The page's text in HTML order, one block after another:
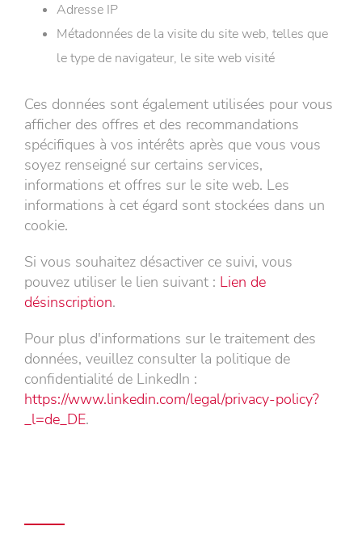
Adresse IP
Métadonnées de la visite du site web, telles que
le type de navigateur, le site web visité
Ces données sont également utilisées pour vous
afficher des offres et des recommandations
spécifiques à vos intérêts après que vous vous
soyez renseigné sur certains services,
informations et offres sur le site web. Les
informations à cet égard sont stockées dans un
cookie.
Si vous souhaitez désactiver ce suivi, vous
pouvez utiliser le lien suivant : Lien de
désinscription.
Pour plus d'informations sur le traitement des
données, veuillez consulter la politique de
confidentialité de LinkedIn :
https://www.linkedin.com/legal/privacy-policy?
_l=de_DE.